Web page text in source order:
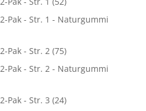
Pak - Str. 1 - Naturgummi
Pak - Str. 2 (75)
Pak - Str. 2 - Naturgummi
Pak - Str. 3 (24)